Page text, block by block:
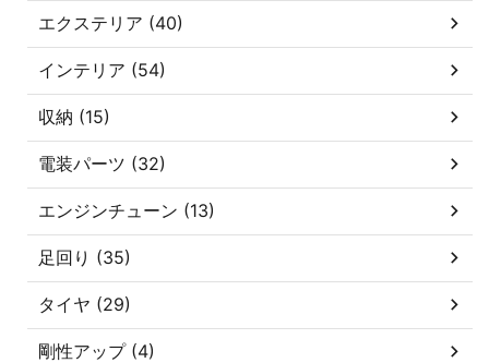
エクステリア (40)
インテリア (54)
収納 (15)
電装パーツ (32)
エンジンチューン (13)
足回り (35)
タイヤ (29)
剛性アップ (4)